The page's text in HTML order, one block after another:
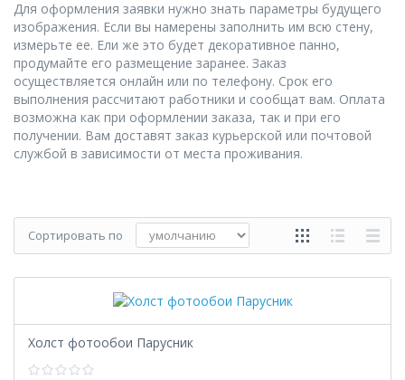
Для оформления заявки нужно знать параметры будущего
изображения. Если вы намерены заполнить им всю стену,
измерьте ее. Ели же это будет декоративное панно,
продумайте его размещение заранее. Заказ
осуществляется онлайн или по телефону. Срок его
выполнения рассчитают работники и сообщат вам. Оплата
возможна как при оформлении заказа, так и при его
получении. Вам доставят заказ курьерской или почтовой
службой в зависимости от места проживания.
Сортировать по
Холст фотообои Парусник